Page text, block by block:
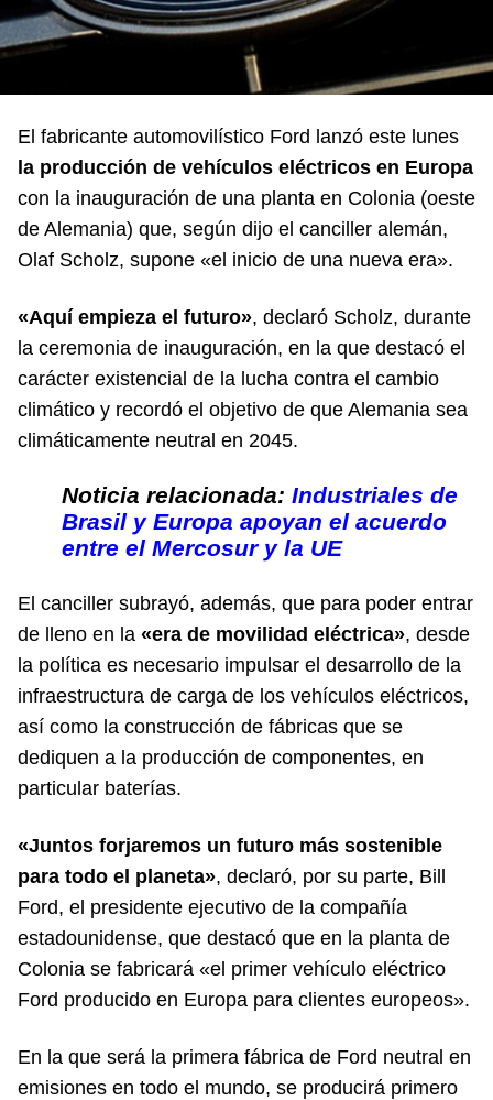
El fabricante automovilístico Ford lanzó este lunes
la producción de vehículos eléctricos en Europa
con la inauguración de una planta en Colonia (oeste
de Alemania) que, según dijo el canciller alemán,
Olaf Scholz, supone «el inicio de una nueva era».
«Aquí empieza el futuro», declaró Scholz, durante
la ceremonia de inauguración, en la que destacó el
carácter existencial de la lucha contra el cambio
climático y recordó el objetivo de que Alemania sea
climáticamente neutral en 2045.
Noticia relacionada: Industriales de
Brasil y Europa apoyan el acuerdo
entre el Mercosur y la UE
El canciller subrayó, además, que para poder entrar
de lleno en la «era de movilidad eléctrica», desde
la política es necesario impulsar el desarrollo de la
infraestructura de carga de los vehículos eléctricos,
así como la construcción de fábricas que se
dediquen a la producción de componentes, en
particular baterías.
«Juntos forjaremos un futuro más sostenible
para todo el planeta», declaró, por su parte, Bill
Ford, el presidente ejecutivo de la compañía
estadounidense, que destacó que en la planta de
Colonia se fabricará «el primer vehículo eléctrico
Ford producido en Europa para clientes europeos».
En la que será la primera fábrica de Ford neutral en
emisiones en todo el mundo, se producirá primero